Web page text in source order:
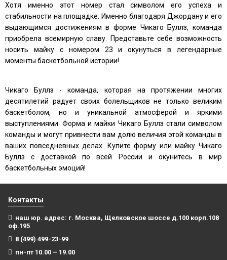
Хотя именно этот номер стал символом его успеха и
стабильности на площадке. Именно благодаря Джордану и его
выдающимся достижениям в форме Чикаго Буллз, команда
приобрела всемирную славу. Представьте себе возможность
носить майку с номером 23 и окунуться в легендарные
моменты баскетбольной истории!
Чикаго Буллз - команда, которая на протяжении многих
десятилетий радует своих болельщиков не только великим
баскетболом, но и уникальной атмосферой и яркими
выступлениями. Форма и майки Чикаго Буллз стали символом
команды и могут привнести вам долю величия этой команды в
ваших повседневных делах. Купите форму или майку Чикаго
Буллз с доставкой по всей России и окунитесь в мир
баскетбольных эмоций!
Контакты
наш юр. адрес: г. Москва, Щелковское шоссе д.100 корп.108
оф.195
8 (499) 499-23-99
пн-пт 10.00 – 19.00